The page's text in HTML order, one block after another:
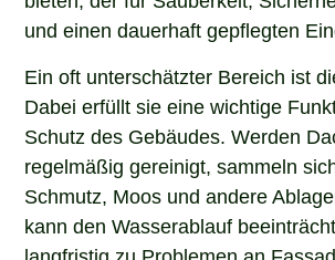
und einen dauerhaft gepflegten
Ein oft unterschätzter Bereich ist
Dabei erfüllt sie eine wichtige
Schutz des Gebäudes. Werden
regelmäßig gereinigt, sammeln
Schmutz, Moos und andere
kann den Wasserablauf
langfristig zu Problemen an